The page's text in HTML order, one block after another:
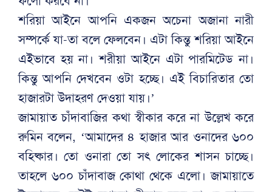
শরিয়া আইনে আপনি একজন অচেনা অজানা নারী
সম্পর্কে যা-তা বলে ফেলবেন। এটা কিন্তু শরিয়া আইনে
এইভাবে হয় না। শরীয়া আইনে এটা পারমিটেড না।
কিন্তু আপনি দেখবেন ওটা হচ্ছে। এই বিচারিতার তো
হাজারটা উদাহরণ দেওয়া যায়।’
জামায়াত চাঁদাবাজির কথা স্বীকার করে না উল্লেখ করে
রুমিন বলেন, ‘আমাদের ৪ হাজার আর ওনাদের ৬০০
বহিষ্কার। তো ওনারা তো সৎ লোকের শাসন চাচ্ছে।
তাহলে ৬০০ চাঁদাবাজ কোথা থেকে এলো। জামায়াতে